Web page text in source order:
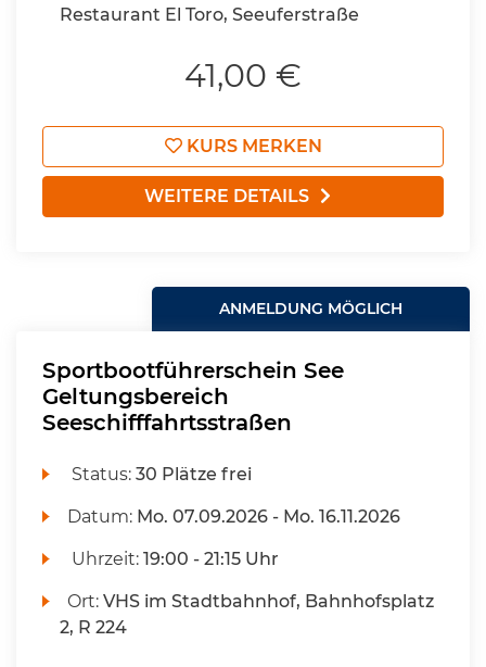
Restaurant El Toro, Seeuferstraße
41,00 €
KURS MERKEN
WEITERE DETAILS
ANMELDUNG MÖGLICH
Sportbootführerschein See
Geltungsbereich
Seeschifffahrtsstraßen
Status:30 Plätze frei
Datum: Mo. 07.09.2026 - Mo. 16.11.2026
Uhrzeit:19:00 - 21:15 Uhr
Ort:VHS im Stadtbahnhof, Bahnhofsplatz
2, R 224